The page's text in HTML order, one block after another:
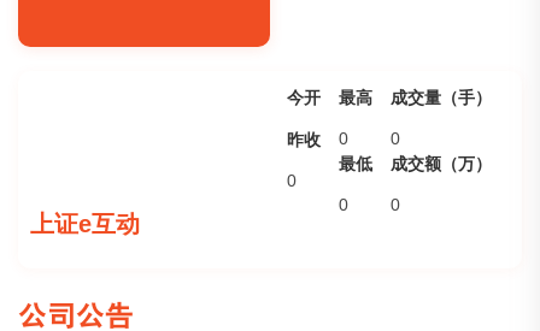
上证e互动
今开
昨收
0
最高
0
最低
0
成交量（手）
0
成交额（万）
0
公司公告